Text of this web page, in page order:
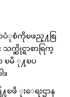
ပံုစံကိုၿဖည္႔စြ
ဆိုင္ရာစာရြက္
ၿမိ ု႔ၿပ
။
ၿဖိ ုးေရးဌာန